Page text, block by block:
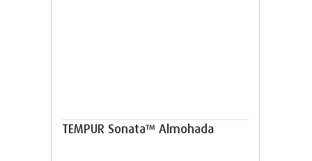
TEMPUR Sonata™ Almohada